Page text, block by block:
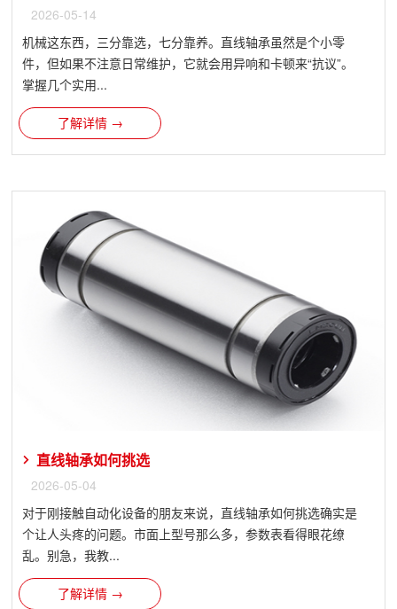
2026-05-14
机械这东西，三分靠选，七分靠养。直线轴承虽然是个小零
件，但如果不注意日常维护，它就会用异响和卡顿来“抗议”。
掌握几个实用...
了解详情 →
直线轴承如何挑选
2026-05-04
对于刚接触自动化设备的朋友来说，直线轴承如何挑选确实是
个让人头疼的问题。市面上型号那么多，参数表看得眼花缭
乱。别急，我教...
了解详情 →